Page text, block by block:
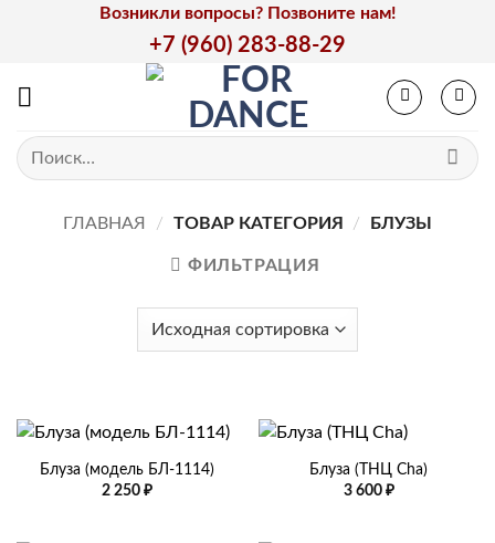
Возникли вопросы? Позвоните нам!
+7 (960) 283-88-29
Искать:
ГЛАВНАЯ / ТОВАР КАТЕГОРИЯ / БЛУЗЫ
ФИЛЬТРАЦИЯ
Блуза (модель БЛ-1114)
2 250 ₽
Блуза (ТНЦ Cha)
3 600 ₽